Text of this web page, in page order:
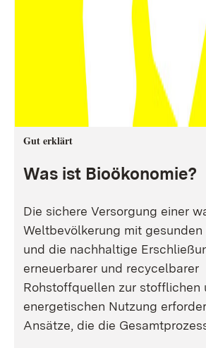
Gut erklärt
Was ist Bioökonomie?
Die sichere Versorgung einer
Weltbevölkerung mit
und die nachhaltige
erneuerbarer und recycelbarer
Rohstoffquellen zur stofflichen
energetischen Nutzung
Ansätze, die die